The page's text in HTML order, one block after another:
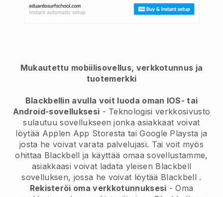
Mukautettu mobiilisovellus, verkkotunnus ja
tuotemerkki
Blackbellin avulla voit luoda oman IOS- tai
Android-sovelluksesi - Teknologisi verkkosivusto
sulautuu sovellukseen jonka asiakkaat voivat
löytää Applen App Storesta tai Google Playsta ja
josta he voivat varata palvelujasi. Tai voit myös
ohittaa Blackbell ja käyttää omaa sovellustamme,
asiakkaasi voivat ladata yleisen Blackbell
sovelluksen, jossa he voivat löytää Blackbell .
Rekisteröi oma verkkotunnuksesi - Oma